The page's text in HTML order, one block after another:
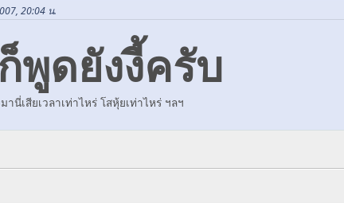
20:04 น.
พูดยังงี้ครับ
เสียเวลาเท่าไหร่ โสหุ้ยเท่าไหร่ ฯลฯ